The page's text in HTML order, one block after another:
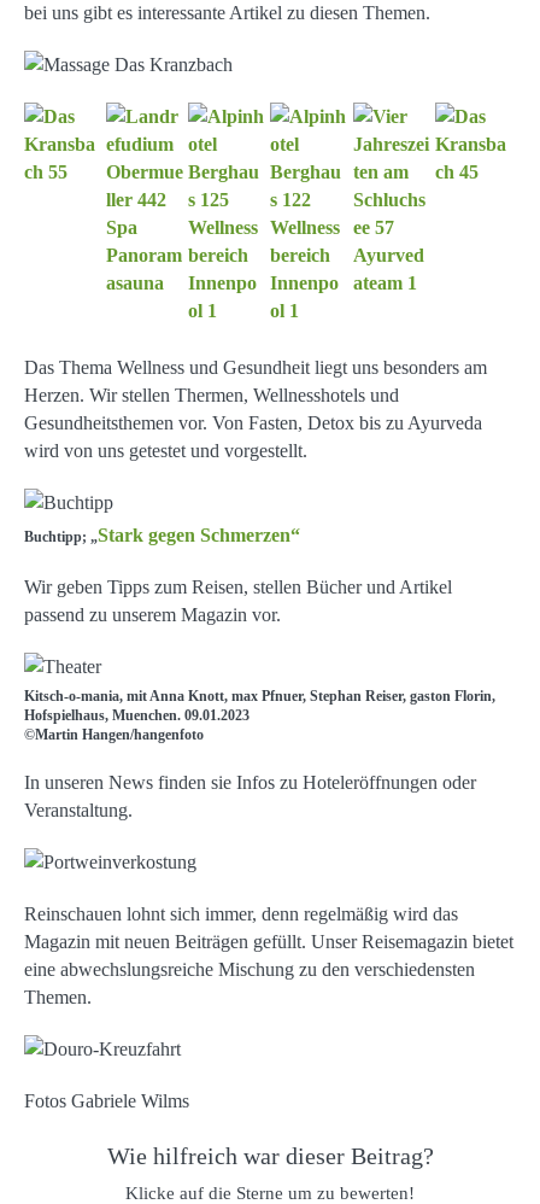
bei uns gibt es interessante Artikel zu diesen Themen.
Das Thema Wellness und Gesundheit liegt uns besonders am
Herzen. Wir stellen Thermen, Wellnesshotels und
Gesundheitsthemen vor. Von Fasten, Detox bis zu Ayurveda
wird von uns getestet und vorgestellt.
Buchtipp; „Stark gegen Schmerzen“
Wir geben Tipps zum Reisen, stellen Bücher und Artikel
passend zu unserem Magazin vor.
Kitsch-o-mania, mit Anna Knott, max Pfnuer, Stephan Reiser, gaston Florin,
Hofspielhaus, Muenchen. 09.01.2023
©Martin Hangen/hangenfoto
In unseren News finden sie Infos zu Hoteleröffnungen oder
Veranstaltung.
Reinschauen lohnt sich immer, denn regelmäßig wird das
Magazin mit neuen Beiträgen gefüllt. Unser Reisemagazin bietet
eine abwechslungsreiche Mischung zu den verschiedensten
Themen.
Fotos Gabriele Wilms
Wie hilfreich war dieser Beitrag?
Klicke auf die Sterne um zu bewerten!